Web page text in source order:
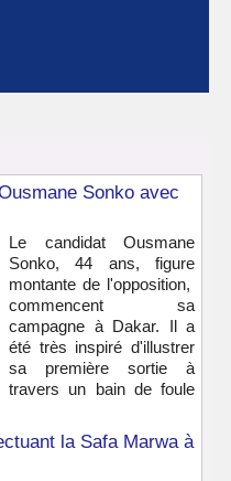
Sonko avec
Le candidat Ousmane
Sonko, 44 ans, figure
montante de l'opposition,
commencent sa
campagne à Dakar. Il a
été très inspiré d'illustrer
sa première sortie à
travers un bain de foule
la Safa Marwa à